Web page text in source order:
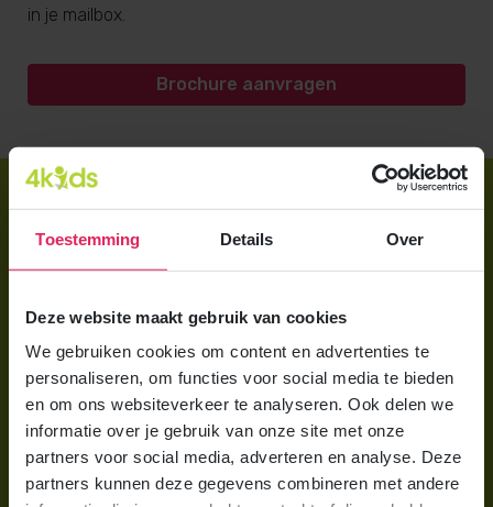
Toestemming Details Over
Deze website maakt gebruik van cookies
We gebruiken cookies om content en advertenties te
personaliseren, om functies voor social media te bieden
en om ons websiteverkeer te analyseren. Ook delen we
informatie over je gebruik van onze site met onze
partners voor social media, adverteren en analyse. Deze
partners kunnen deze gegevens combineren met andere
in je mailbox.
Brochure aanvragen
Aanmelden bij 4Kids
Berekening maken
Voor ouders
Wat is gastouderopvang?
Wat kost een gastouder?